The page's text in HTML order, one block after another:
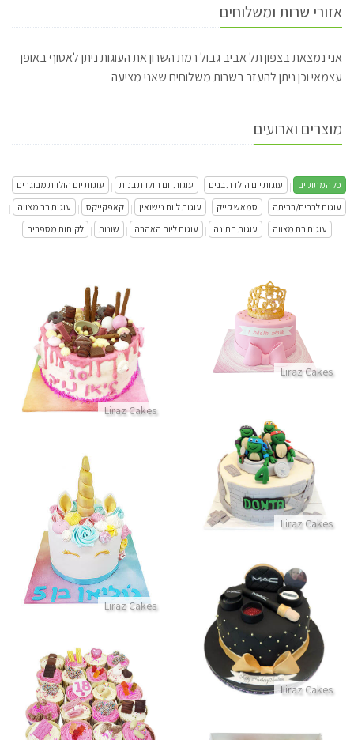
אזורי שרות ומשלוחים
אני נמצאת בצפון תל אביב גבול רמת השרון את העוגות ניתן לאסוף באופן
עצמאי וכן ניתן להעזר בשרות משלוחים שאני מציעה
מוצרים וארועים
כל המתוקים | עוגות יום הולדת בנים | עוגות יום הולדת בנות | עוגות יום הולדת מבוגרים
|
עוגות לברית/בריתה
| סמאש קייק | עוגות ליום נישואין | קאפקייקס | עוגות בר מצווה
|
עוגות בת מצווה
| עוגות חתונה | עוגות ליום האהבה | שונות | לקוחות מספרים
Liraz Cakes
עוגת טפטופים
התקשר/י Liraz Cakes
עוגה לבת עם כתר וסרט
התקשר/י
Liraz Cakes
עוגת צבי הנינגה
התקשר/י
Liraz Cakes
עוגת יום הולדת בעיצוב חד קרן
התקשר/י
Liraz Cakes
עוגת איפור לאשה מבצק סוכר
התקשר/י
קאפקייקס עם ממתקים
התקשר/י